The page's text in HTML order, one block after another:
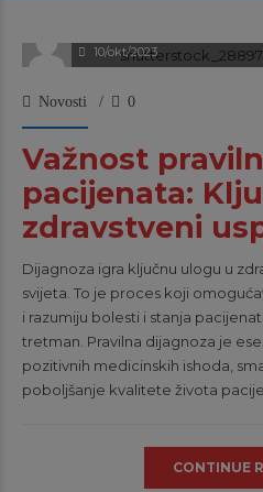
10/okt/2023
Novosti 0
Važnost
pacijenata:
zdravstveni
Dijagnoza igra ključnu ulogu u
svijeta. To je proces koji
i razumiju bolesti i stanja
tretman. Pravilna dijagnoza je
pozitivnih medicinskih ishoda,
poboljšanje kvalitete života
CONTINUE